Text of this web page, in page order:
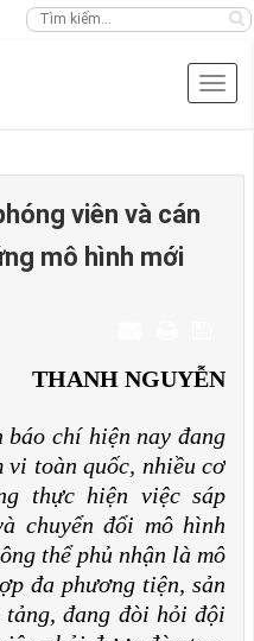
viên và cán
mô hình mới
THANH NGUYỄN
báo chí hiện nay đang
vi toàn quốc, nhiều cơ
thực hiện việc sáp
chuyển đổi mô hình
thể phủ nhận là mô
đa phương tiện, sản
đang đòi hỏi đội